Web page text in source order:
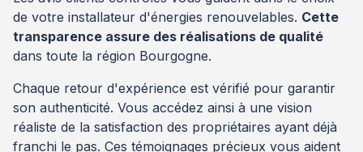
de votre installateur d'énergies renouvelables. Cette
transparence assure des réalisations de qualité
dans toute la région Bourgogne.
Chaque retour d'expérience est vérifié pour garantir
son authenticité. Vous accédez ainsi à une vision
réaliste de la satisfaction des propriétaires ayant déjà
franchi le pas. Ces témoignages précieux vous aident